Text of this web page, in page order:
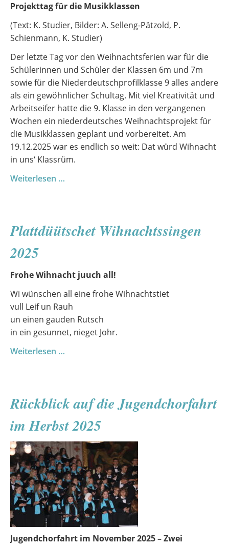
Projekttag für die Musikklassen
(Text: K. Studier, Bilder: A. Selleng-Pätzold, P.
Schienmann, K. Studier)
Der letzte Tag vor den Weihnachtsferien war für die
Schülerinnen und Schüler der Klassen 6m und 7m
sowie für die Niederdeutschprofilklasse 9 alles andere
als ein gewöhnlicher Schultag. Mit viel Kreativität und
Arbeitseifer hatte die 9. Klasse in den vergangenen
Wochen ein niederdeutsches Weihnachtsprojekt für
die Musikklassen geplant und vorbereitet. Am
19.12.2025 war es endlich so weit: Dat würd Wihnacht
in uns‘ Klassrüm.
Weiterlesen …
Plattdüütschet Wihnachtssingen
2025
Frohe Wihnacht juuch all!
Wi wünschen all eine frohe Wihnachtstiet
vull Leif un Rauh
un einen gauden Rutsch
in ein gesunnet, nieget Johr.
Weiterlesen …
Rückblick auf die Jugendchorfahrt
im Herbst 2025
Jugendchorfahrt im November 2025 – Zwei